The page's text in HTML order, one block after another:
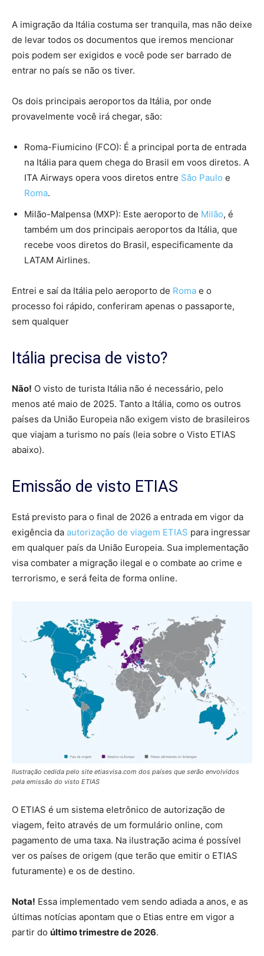
A imigração da Itália costuma ser tranquila, mas não deixe
de levar todos os documentos que iremos mencionar
pois podem ser exigidos e você pode ser barrado de
entrar no país se não os tiver.
Os dois principais aeroportos da Itália, por onde
provavelmente você irá chegar, são:
Roma-Fiumicino (FCO): É a principal porta de entrada
na Itália para quem chega do Brasil em voos diretos. A
ITA Airways opera voos diretos entre São Paulo e
Roma.
Milão-Malpensa (MXP): Este aeroporto de Milão, é
também um dos principais aeroportos da Itália, que
recebe voos diretos do Brasil, especificamente da
LATAM Airlines.
Entrei e saí da Itália pelo aeroporto de Roma e o
processo foi rápido, conferiram apenas o passaporte,
sem qualquer
Itália precisa de visto?
Não! O visto de turista Itália não é necessário, pelo
menos até maio de 2025. Tanto a Itália, como os outros
países da União Europeia não exigem visto de brasileiros
que viajam a turismo no país (leia sobre o Visto ETIAS
abaixo).
Emissão de visto ETIAS
Está previsto para o final de 2026 a entrada em vigor da
exigência da autorização de viagem ETIAS para ingressar
em qualquer país da União Europeia. Sua implementação
visa combater a migração ilegal e o combate ao crime e
terrorismo, e será feita de forma online.
Ilustração cedida pelo site etiasvisa.com dos países que serão envolvidos
pela emissão do visto ETIAS
O ETIAS é um sistema eletrônico de autorização de
viagem, feito através de um formulário online, com
pagamento de uma taxa. Na ilustração acima é possível
ver os países de origem (que terão que emitir o ETIAS
futuramente) e os de destino.
Nota! Essa implementado vem sendo adiada a anos, e as
últimas notícias apontam que o Etias entre em vigor a
partir do último trimestre de 2026.